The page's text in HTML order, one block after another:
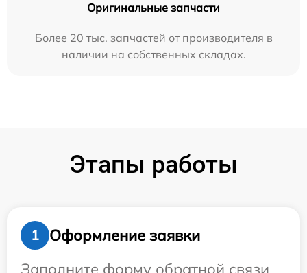
Оригинальные запчасти
Более 20 тыс. запчастей от производителя в
наличии на собственных складах.
Этапы работы
1
Оформление заявки
Заполните форму обратной связи